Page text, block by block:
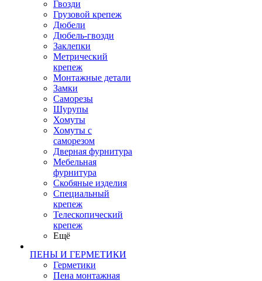
Гвозди
Грузовой крепеж
Дюбели
Дюбель-гвозди
Заклепки
Метрический
крепеж
Монтажные детали
Замки
Саморезы
Шурупы
Хомуты
Хомуты с
саморезом
Дверная фурнитура
Мебельная
фурнитура
Скобяные изделия
Специальный
крепеж
Телескопический
крепеж
Ещё
ПЕНЫ И ГЕРМЕТИКИ
Герметики
Пена монтажная